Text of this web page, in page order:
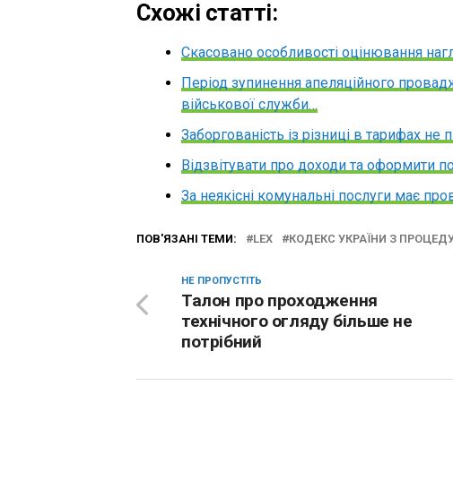
Схожі статті:
Скасовано особливості оцінювання
Період зупинення апеляційного
військової служби…
Заборгованість із різниці в тарифах
Відзвітувати про доходи та оформити
За неякісні комунальні послуги має
ПОВ'ЯЗАНІ ТЕМИ: LEX КОДЕКС УКРАЇНИ З
НЕ ПРОПУСТІТЬ
Талон про проходження
технічного огляду більше не
потрібний